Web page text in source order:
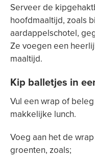
Serveer de
hoofdmaaltijd, zoals
aardappelschotel,
Ze voegen een
maaltijd.
Kip balletjes in
Vul een wrap of
makkelijke lunch.
Voeg aan het de
groenten, zoals;